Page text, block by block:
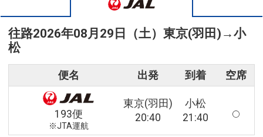
往路2026年08月29日（土） 東京(羽田) →小
松
便名 出発 到着 空席
193便
※JTA運航
東京(羽田)
20:40
小松
21:40